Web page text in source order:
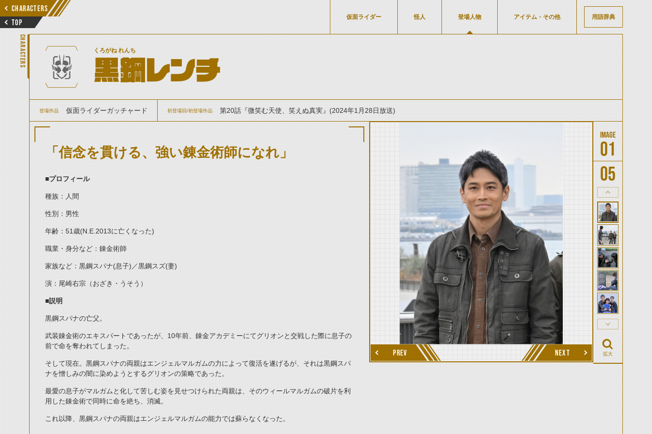
CHARACTERS
TOP
仮面ライダー 怪人 登場人物 アイテム・その他 用語辞典
CHARACTERS くろがね れんち
黒鋼レンチ
登場作品 仮面ライダーガッチャード 初登場回/初登場作品 第20話『微笑む天使、笑えぬ真実』(2024年1月28日放送)
「信念を貫ける、強い錬金術師になれ」
■プロフィール
種族：人間
性別：男性
年齢：51歳(N.E.2013に亡くなった)
職業・身分など：錬金術師
家族など：黒鋼スパナ(息子)／黒鋼スズ(妻)
演：尾崎右宗（おざき・うそう）
■説明
黒鋼スパナの亡父。
武装錬金術のエキスパートであったが、10年前、錬金アカデミーにてグリオンと交戦した際に息子の
前で命を奪われてしまった。
そして現在。黒鋼スパナの両親はエンジェルマルガムの力によって復活を遂げるが、それは黒鋼スパ
ナを憎しみの闇に染めようとするグリオンの策略であった。
最愛の息子がマルガムと化して苦しむ姿を見せつけられた両親は、そのウィールマルガムの破片を利
用した錬金術で同時に命を絶ち、消滅。
これ以降、黒鋼スパナの両親はエンジェルマルガムの能力では蘇らなくなった。
PREV NEXT
01
05
拡大